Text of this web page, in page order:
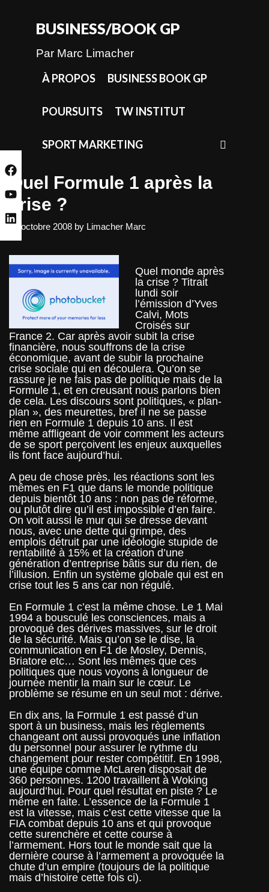
BUSINESS/BOOK GP
Par Marc Limacher
À PROPOS BUSINESS BOOK GP
POURSUITS TW INSTITUT
SPORT MARKETING
Quel Formule 1 après la
crise ?
29 octobre 2008 by Limacher Marc
Quel monde après
la crise ? Titrait
lundi soir
l’émission d’Yves
Calvi, Mots
Croisés sur
France 2. Car après avoir subit la crise
financière, nous souffrons de la crise
économique, avant de subir la prochaine
crise sociale qui en découlera. Qu’on se
rassure je ne fais pas de politique mais de la
Formule 1, et en creusant nous parlons bien
de cela. Les discours sont politiques, « plan-
plan », des meurettes, bref il ne se passe
rien en Formule 1 depuis 10 ans. Il est
même affligeant de voir comment les acteurs
de se sport perçoivent les enjeux auxquelles
ils font face aujourd’hui.
A peu de chose près, les réactions sont les
mêmes en F1 que dans le monde politique
depuis bientôt 10 ans : non pas de réforme,
ou plutôt dire qu’il est impossible d’en faire.
On voit aussi le mur qui se dresse devant
nous, avec une dette qui grimpe, des
emplois détruit par une idéologie stupide de
rentabilité à 15% et la création d’une
génération d’entreprise bâtis sur du rien, de
l’illusion. Enfin un système globale qui est en
crise tout les 5 ans car non régulé.
En Formule 1 c’est la même chose. Le 1 Mai
1994 a bousculé les consciences, mais a
provoqué des dérives massives, sur le droit
de la sécurité. Mais qu’on se le dise, la
communication en F1 de Mosley, Dennis,
Briatore etc… Sont les mêmes que ces
politiques que nous voyons à longueur de
journée mentir la main sur le cœur. Le
problème se résume en un seul mot : dérive.
En dix ans, la Formule 1 est passé d’un
sport à un business, mais les règlements
changeant ont aussi provoqués une inflation
du personnel pour assurer le rythme du
changement pour rester compétitif. En 1998,
une équipe comme McLaren disposait de
360 personnes. 1200 travaillent à Woking
aujourd’hui. Pour quel résultat en piste ? Le
même en faite. L’essence de la Formule 1
est la vitesse, mais c’est cette vitesse que la
FIA combat depuis 10 ans et qui provoque
cette surenchère et cette course à
l’armement. Hors tout le monde sait que la
dernière course à l’armement a provoquée la
chute d’un empire (toujours de la politique
mais d’histoire cette fois ci).